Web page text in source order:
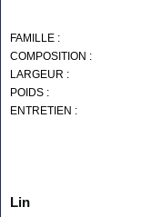
FAMILLE :
COMPOSITION :
LARGEUR :
POIDS :
ENTRETIEN :
Lin